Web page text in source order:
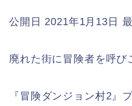
公開日 2021年1月13日
廃れた街に冒険者を呼び
『冒険ダンジョン村2』